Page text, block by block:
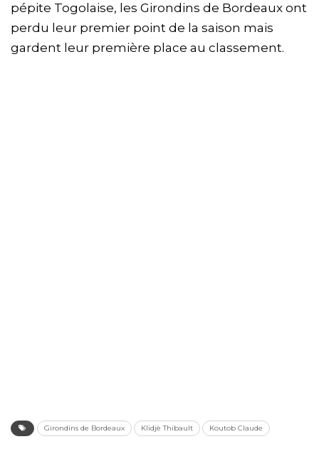
pépite Togolaise, les Girondins de Bordeaux ont
perdu leur premier point de la saison mais
gardent leur première place au classement.
Girondins de Bordeaux Klidjè Thibault Koutob Claude